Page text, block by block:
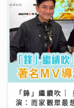
「鋒」繼續吹 |
演：而家觀眾最